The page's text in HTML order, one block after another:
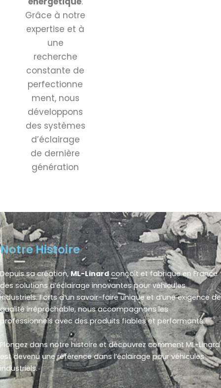
Grâce à notre
expertise et à
une
recherche
constante de
perfectionne
ment, nous
développons
des systèmes
d’éclairage
de dernière
génération
Notre Histoire
Depuis sa création,ML-Linardconçoit et fabrique en France
des solutions d’éclairage innovantes pour véhicules
industriels. Forts d’un savoir-faire unique et d’une exigence de
qualité irréprochable, nous accompagnons les
professionnels avec des produits fiables et performants.
Plongez dans notre histoire et découvrez comment ML-Linard
est devenu une référence dans l’éclairage pour véhicules
industriels.